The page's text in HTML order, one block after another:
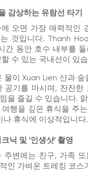
감상하는 유람선 타기
오면 가장 매력적인
것입니다. Thanh
간 동안 호수 내부를
수 있는 국내선이 있
물이 Xuan Lien 산과
공기를 마시며, 잔잔한
을 즐길 수 있습니다.
행을 깊은 휴식을 주
나 휴식에 이상적입니다.
닉 및 '인생샷' 촬영
변에는 친구, 가족 또
인 가벼운 트레킹 코스